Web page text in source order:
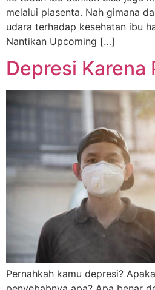
melalui plasenta. Nah gimana
udara terhadap kesehatan ibu
Nantikan Upcoming […]
Depresi Karena
Pernahkah kamu depresi?